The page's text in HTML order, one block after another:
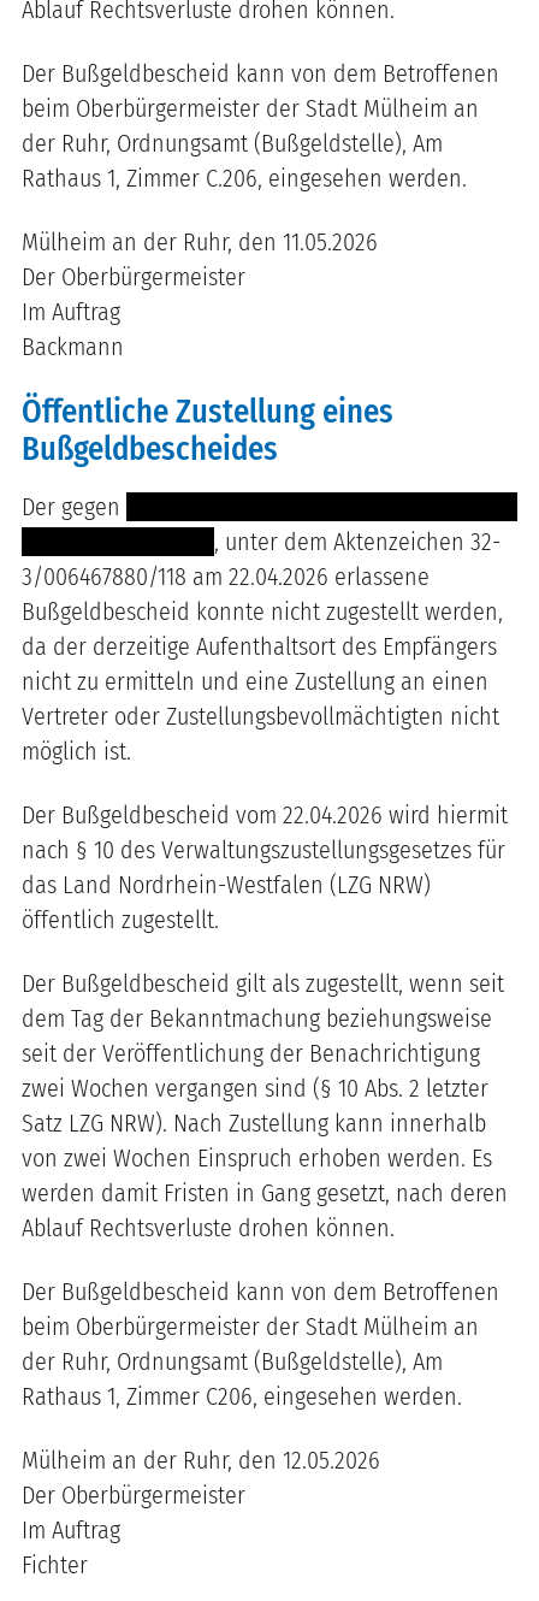
Ablauf Rechtsverluste drohen können.
Der Bußgeldbescheid kann von dem Betroffenen
beim Oberbürgermeister der Stadt Mülheim an
der Ruhr, Ordnungsamt (Bußgeldstelle), Am
Rathaus 1, Zimmer C.206, eingesehen werden.
Mülheim an der Ruhr, den 11.05.2026
Der Oberbürgermeister
Im Auftrag
Backmann
Öffentliche Zustellung eines
Bußgeldbescheides
Der gegen
, unter dem Aktenzeichen 32-
3/006467880/118 am 22.04.2026 erlassene
Bußgeldbescheid konnte nicht zugestellt werden,
da der derzeitige Aufenthaltsort des Empfängers
nicht zu ermitteln und eine Zustellung an einen
Vertreter oder Zustellungsbevollmächtigten nicht
möglich ist.
Der Bußgeldbescheid vom 22.04.2026 wird hiermit
nach § 10 des Verwaltungszustellungsgesetzes für
das Land Nordrhein-Westfalen (LZG NRW)
öffentlich zugestellt.
Der Bußgeldbescheid gilt als zugestellt, wenn seit
dem Tag der Bekanntmachung beziehungsweise
seit der Veröffentlichung der Benachrichtigung
zwei Wochen vergangen sind (§ 10 Abs. 2 letzter
Satz LZG NRW). Nach Zustellung kann innerhalb
von zwei Wochen Einspruch erhoben werden. Es
werden damit Fristen in Gang gesetzt, nach deren
Ablauf Rechtsverluste drohen können.
Der Bußgeldbescheid kann von dem Betroffenen
beim Oberbürgermeister der Stadt Mülheim an
der Ruhr, Ordnungsamt (Bußgeldstelle), Am
Rathaus 1, Zimmer C206, eingesehen werden.
Mülheim an der Ruhr, den 12.05.2026
Der Oberbürgermeister
Im Auftrag
Fichter